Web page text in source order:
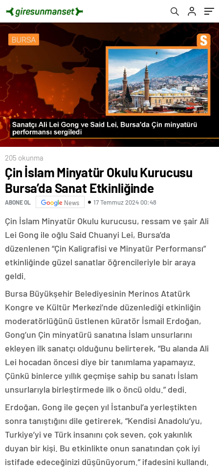
205 okunma
Çin İslam Minyatür Okulu Kurucusu
Bursa’da Sanat Etkinliğinde
ABONE OL News 17 Temmuz 2024 00:48
Çin İslam Minyatür Okulu kurucusu, ressam ve şair Ali
Lei Gong ile oğlu Said Chuanyi Lei, Bursa’da
düzenlenen “Çin Kaligrafisi ve Minyatür Performansı”
etkinliğinde güzel sanatlar öğrencileriyle bir araya
geldi.
Bursa Büyükşehir Belediyesinin Merinos Atatürk
Kongre ve Kültür Merkezi’nde düzenlediği etkinliğin
moderatörlüğünü üstlenen küratör İsmail Erdoğan,
Gong’un Çin minyatürü sanatına İslam unsurlarını
ekleyen ilk sanatçı olduğunu belirterek, “Bu alanda Ali
Lei hocadan öncesi diye bir tanımlama yapamayız.
Çünkü binlerce yıllık geçmişe sahip bu sanatı İslam
unsurlarıyla birleştirmede ilk o öncü oldu.” dedi.
Erdoğan, Gong ile geçen yıl İstanbul’a yerleştikten
sonra tanıştığını dile getirerek, “Kendisi Anadolu’yu,
Turkiye’yi ve Türk insanını çok seven, çok yakınlık
duyan bir kişi. Bu etkinlikte onun sanatından çok iyi
istifade edeceğinizi düşünüyorum.” ifadesini kullandı.